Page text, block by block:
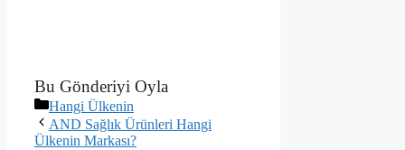
Bu Gönderiyi Oyla
Kategoriler
Hangi Ülkenin
AND Sağlık Ürünleri Hangi
Ülkenin Markası?